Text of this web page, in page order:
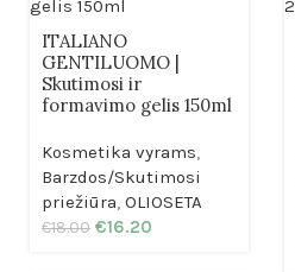
ITALIANO
GENTILUOMO |
Skutimosi ir
formavimo gelis 150ml
Kosmetika vyrams,
Barzdos/Skutimosi
priežiūra, OLIOSETA
€18.00 €16.20